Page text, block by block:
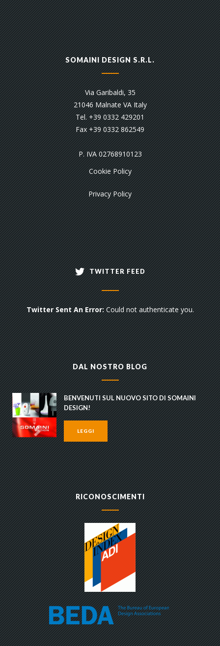
SOMAINI DESIGN S.R.L.
Via Garibaldi, 35
21046 Malnate VA Italy
Tel. +39 0332 429201
Fax +39 0332 862549
P. IVA 02768910123
Cookie Policy
Privacy Policy
TWITTER FEED
Twitter Sent An Error:Could not authenticate you.
DAL NOSTRO BLOG
BENVENUTI SUL NUOVO SITO DI SOMAINI
DESIGN!
LEGGI
RICONOSCIMENTI